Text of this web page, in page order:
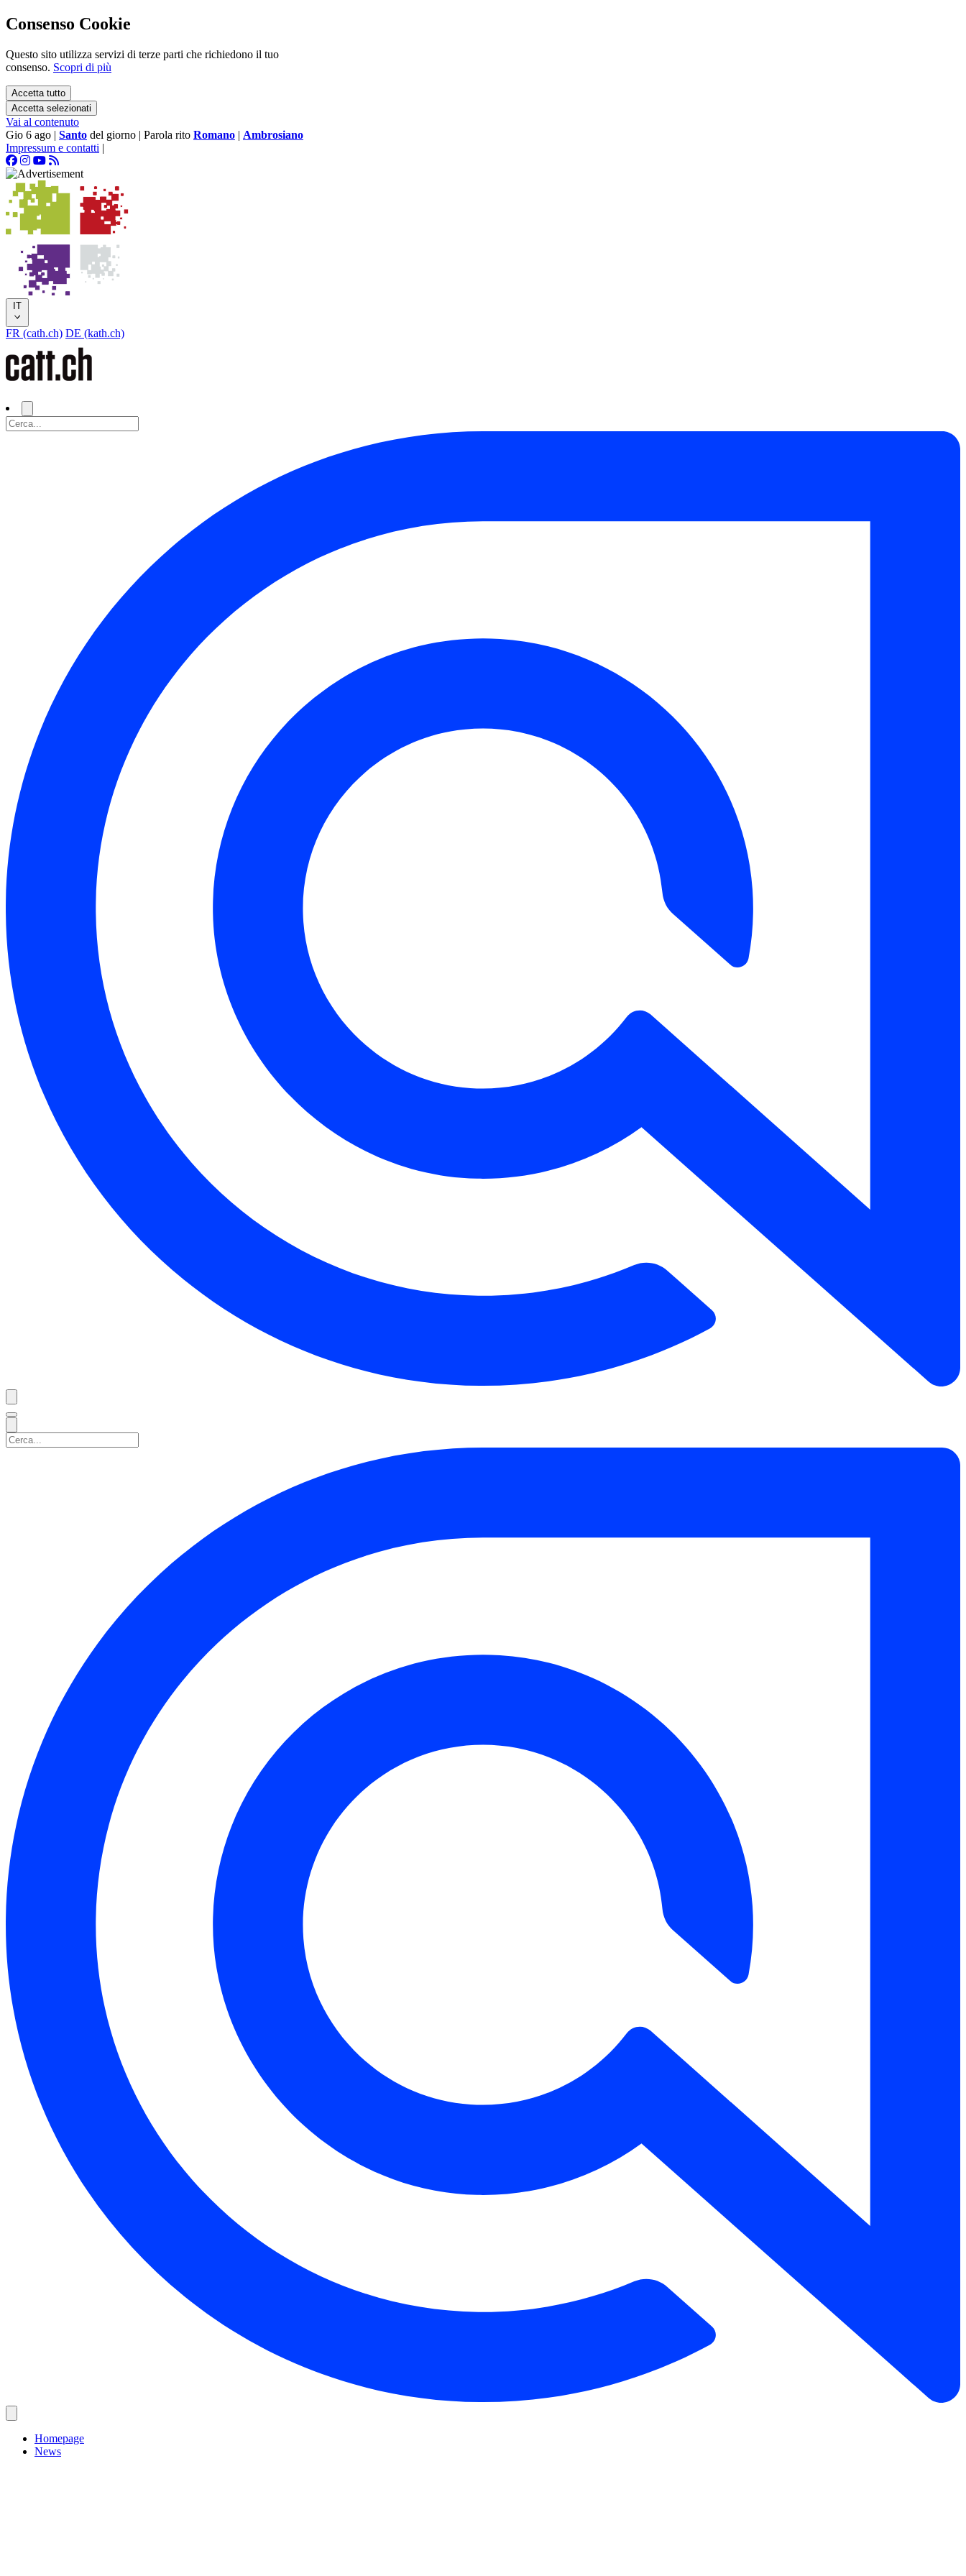
Consenso Cookie
Questo sito utilizza servizi di terze parti che richiedono il tuo
consenso. Scopri di più
Accetta tutto
Accetta selezionati
Vai al contenuto
Gio 6 ago | Santo del giorno | Parola rito Romano | Ambrosiano
Impressum e contatti |
IT
FR (cath.ch) DE (kath.ch)
Homepage
News